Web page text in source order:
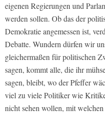
eigenen Regierungen und
werden sollen. Ob das der
Demokratie angemessen ist,
Debatte. Wundern dürfen wir
gleichermaßen für politischen
sagen, kommt alle, die ihr
sagen, bleibt, wo der Pfeffer
viel zu viele Politiker wie
nicht sehen wollen, mit